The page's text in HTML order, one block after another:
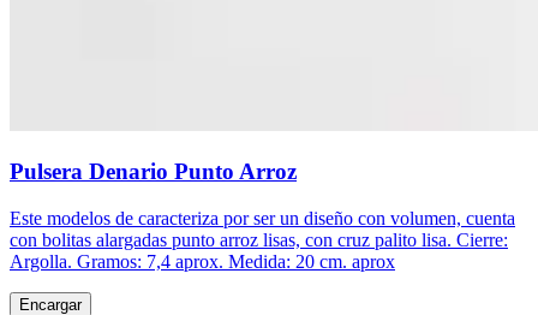
Pulsera Denario Punto Arroz
Este modelos de caracteriza por ser un diseño con volumen, cuenta
con bolitas alargadas punto arroz lisas, con cruz palito lisa. Cierre:
Argolla. Gramos: 7,4 aprox. Medida: 20 cm. aprox
Encargar